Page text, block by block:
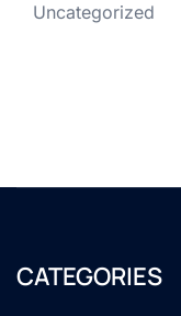
Uncategorized
CATEGORIES